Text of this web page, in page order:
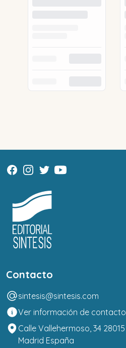
Contacto
sintesis@sintesis.com
Ver información de contacto
Calle Vallehermoso, 34 28015
Madrid España